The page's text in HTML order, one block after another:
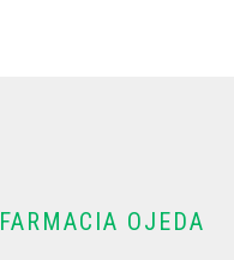
FARMACIA OJEDA